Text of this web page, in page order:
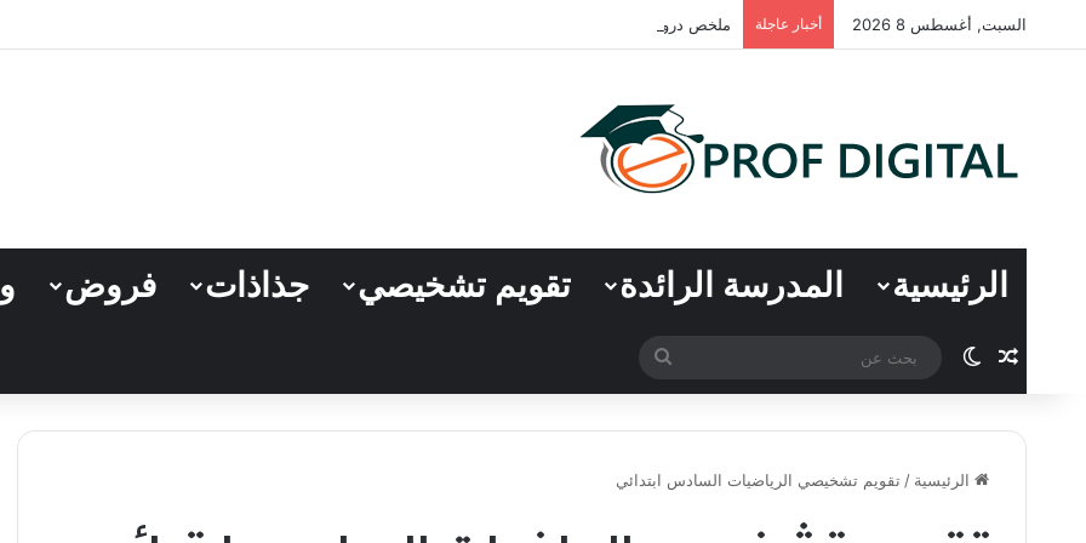
السبت, أغسطس 8 2026 أخبار عاجلة ملخص دروس اللغة العربية – المستوى السادس ابتدائي (PDF)
الرئيسية المدرسة الرائدة تقويم تشخيصي جذاذات فروض
مقال عشوائي
الوضع المظلم
بحث
عن
الرئيسية / تقويم تشخيصي الرياضيات السادس ابتدائي